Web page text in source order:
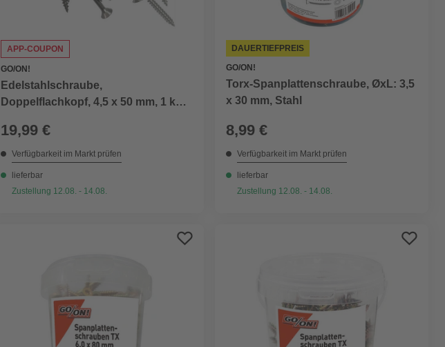
APP-COUPON
GO/ON!
Edelstahlschraube,
Doppelflachkopf, 4,5 x 50 mm, 1 kg
19,99 €
Verfügbarkeit im Markt prüfen
lieferbar
Zustellung 12.08. - 14.08.
DAUERTIEFPREIS
GO/ON!
Torx-Spanplattenschraube, ØxL: 3,5
x 30 mm, Stahl
8,99 €
Verfügbarkeit im Markt prüfen
lieferbar
Zustellung 12.08. - 14.08.